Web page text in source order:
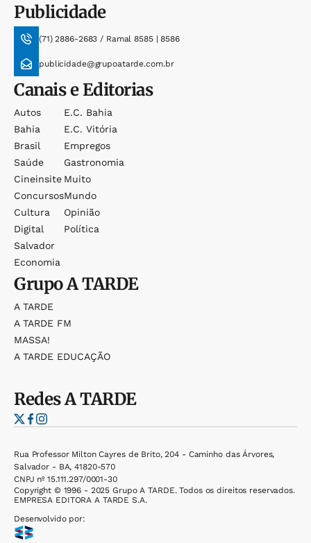
Publicidade
(71) 2886-2683 / Ramal 8585 | 8586
publicidade@grupoatarde.com.br
Canais e Editorias
Autos
Bahia
Brasil
Saúde
Cineinsite
Concursos
Cultura
Digital
Salvador
Economia
E.c. Bahia
E.c. Vitória
Empregos
Gastronomia
Muito
Mundo
Opinião
Política
GrupoA TARDE
A TARDE
A TARDE FM
MASSA!
A TARDE EDUCAÇÃO
RedesA TARDE
Rua Professor Milton Cayres de Brito, 204 - Caminho das Árvores,
Salvador - BA, 41820-570
CNPJ nº 15.111.297/0001-30
Copyright © 1996 - 2025 Grupo A TARDE. Todos os direitos reservados.
EMPRESA EDITORA A TARDE S.A.
Desenvolvido por: